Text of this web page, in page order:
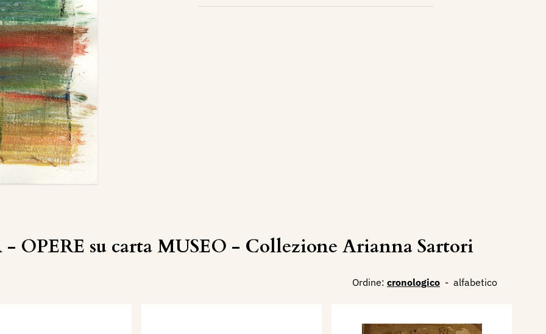
OPERE su carta MUSEO - Collezione Arianna Sartori
Ordine: cronologico - alfabetico